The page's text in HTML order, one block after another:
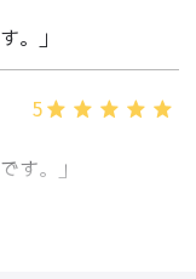
。」
5
す。」